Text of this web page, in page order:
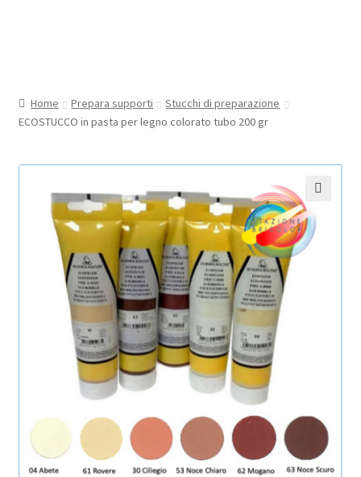
Pagamento
Privacy Policy
Termini e condizioni d’uso
Home Prepara supporti
Stucchi di preparazione
ECOSTUCCO in pasta per legno colorato tubo 200 gr